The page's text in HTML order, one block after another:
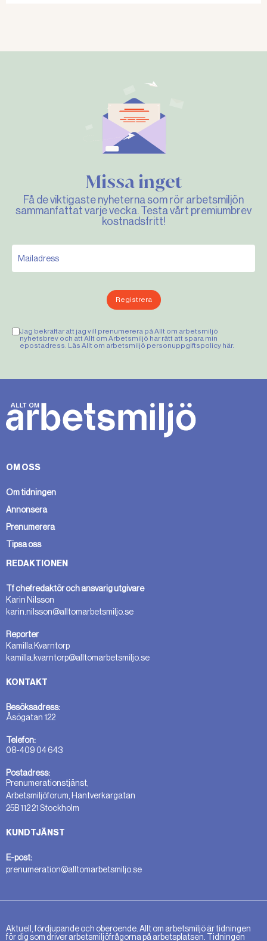
Missa inget
Få de viktigaste nyheterna som rör arbetsmiljön
sammanfattat varje vecka. Testa vårt premiumbrev
kostnadsfritt!
Registrera
Jag bekräftar att jag vill prenumerera på Allt om arbetsmiljö
nyhetsbrev och att Allt om Arbetsmiljö har rätt att spara min
epostadress. Läs Allt om arbetsmiljö personuppgiftspolicy här.
OM OSS
Om tidningen
Annonsera
Prenumerera
Tipsa oss
REDAKTIONEN
Tf chefredaktör och ansvarig utgivare
Karin Nilsson
karin.nilsson@alltomarbetsmiljo.se
Reporter
Kamilla Kvarntorp
kamilla.kvarntorp@alltomarbetsmiljo.se
KONTAKT
Besöksadress:
Åsögatan 122
Telefon:
08-409 04 643
Postadress:
Prenumerationstjänst,
Arbetsmiljöforum, Hantverkargatan
25B 112 21 Stockholm
KUNDTJÄNST
E-post:
prenumeration@alltomarbetsmiljo.se
Aktuell, fördjupande och oberoende. Allt om arbetsmiljö är tidningen
för dig som driver arbetsmiljöfrågorna på arbetsplatsen. Tidningen